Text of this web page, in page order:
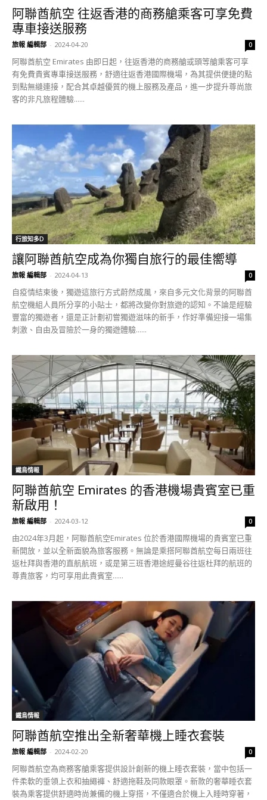
阿聯酋航空 往返香港的商務艙乘客可享免費
專車接送服務
旅報 編輯部 - 2024-04-20 0
阿聯酋航空 Emirates 由即日起，往返香港的商務艙或頭等艙乘客可享
有免費貴賓專車接送服務，舒適往返香港國際機場，為其提供便捷的點
到點無縫連接，配合其卓越優質的機上服務及產品，進一步提升尊尚旅
客的非凡旅程體驗......
行旅知多D
讓阿聯酋航空成為你獨自旅行的最佳嚮導
旅報 編輯部 - 2024-04-13 0
自疫情結束後，獨遊這旅行方式蔚然成風，來自多元文化背景的阿聯酋
航空機組人員所分享的小貼士，都將改變你對旅遊的認知。不論是經驗
豐富的獨遊者，還是正計劃初嘗獨遊滋味的新手，作好準備迎接一場集
刺激、自由及冒險於一身的獨遊體驗......
鐵鳥情報
阿聯酋航空 Emirates 的香港機場貴賓室已重
新啟用！
旅報 編輯部 - 2024-03-12 0
由2024年3月起，阿聯酋航空Emirates 位於香港國際機場的貴賓室已重
新開放，並以全新面貌為旅客服務。無論是乘搭阿聯酋航空每日兩班往
返杜拜與香港的直航航班，或是第三班香港途經曼谷往返杜拜的航班的
尊貴旅客，均可享用此貴賓室......
鐵鳥情報
阿聯酋航空推出全新奢華機上睡衣套裝
旅報 編輯部 - 2024-02-20 0
阿聯酋航空為商務客艙乘客提供設計創新的機上睡衣套裝，當中包括一
件柔軟的垂領上衣和抽繩褲、舒適拖鞋及同款眼罩。新款的奢華睡衣套
裝為乘客提供舒適時尚兼備的機上穿搭，不僅適合於機上入睡時穿著，